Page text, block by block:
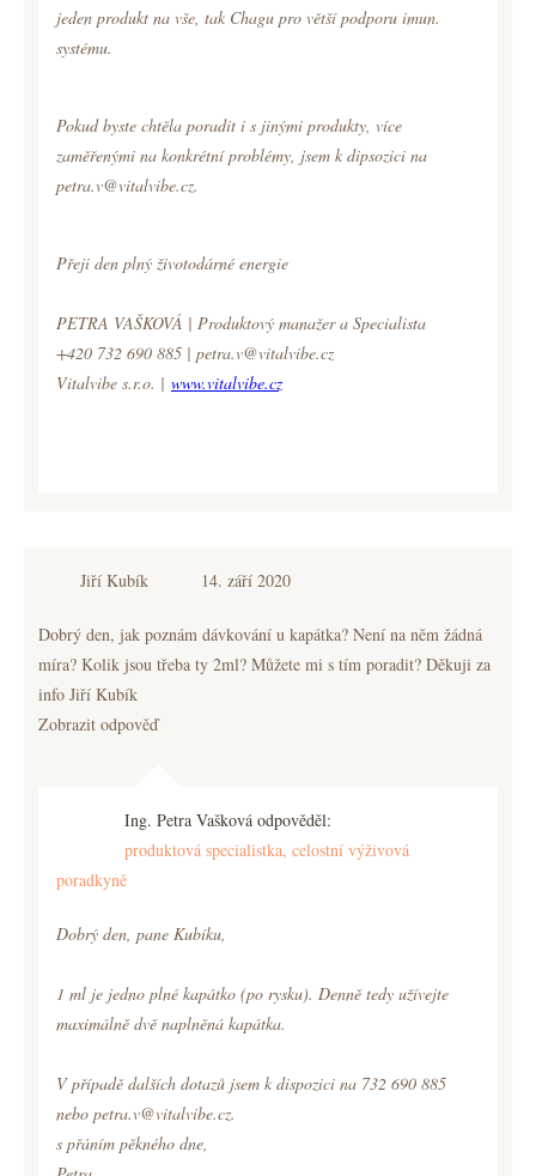
jeden produkt na vše, tak Chagu pro větší podporu imun.
systému.
Pokud byste chtěla poradit i s jinými produkty, více
zaměřenými na konkrétní problémy, jsem k dipsozici na
petra.v@vitalvibe.cz.
Přeji den plný životodárné energie
PETRA VAŠKOVÁ | Produktový manažer a Specialista
+420 732 690 885 | petra.v@vitalvibe.cz
Vitalvibe s.r.o. | www.vitalvibe.cz
Jiří Kubík 14. září 2020
Dobrý den, jak poznám dávkování u kapátka? Není na něm žádná
míra? Kolik jsou třeba ty 2ml? Můžete mi s tím poradit? Děkuji za
info Jiří Kubík
Zobrazit odpověď
Ing. Petra Vašková odpověděl:
produktová specialistka, celostní výživová
poradkyně
Dobrý den, pane Kubíku,
1 ml je jedno plné kapátko (po rysku). Denně tedy užívejte
maximálně dvě naplněná kapátka.
V případě dalších dotazů jsem k dispozici na 732 690 885
nebo petra.v@vitalvibe.cz.
s přáním pěkného dne,